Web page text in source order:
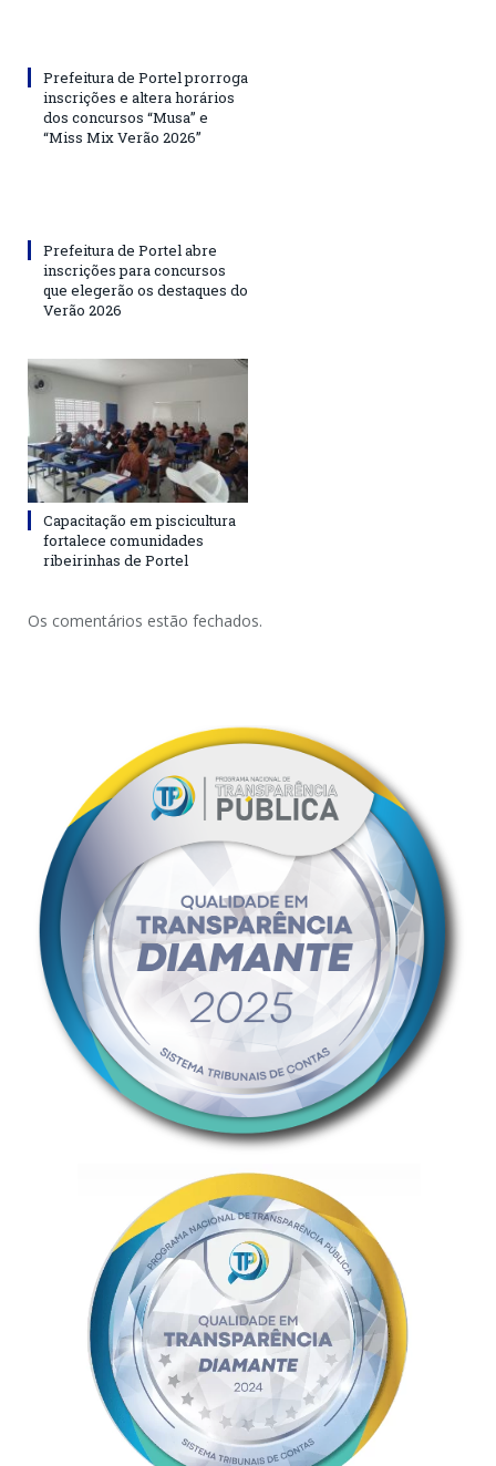
Prefeitura de Portel prorroga
inscrições e altera horários
dos concursos “Musa” e
“Miss Mix Verão 2026”
Prefeitura de Portel abre
inscrições para concursos
que elegerão os destaques do
Verão 2026
Capacitação em piscicultura
fortalece comunidades
ribeirinhas de Portel
Os comentários estão fechados.